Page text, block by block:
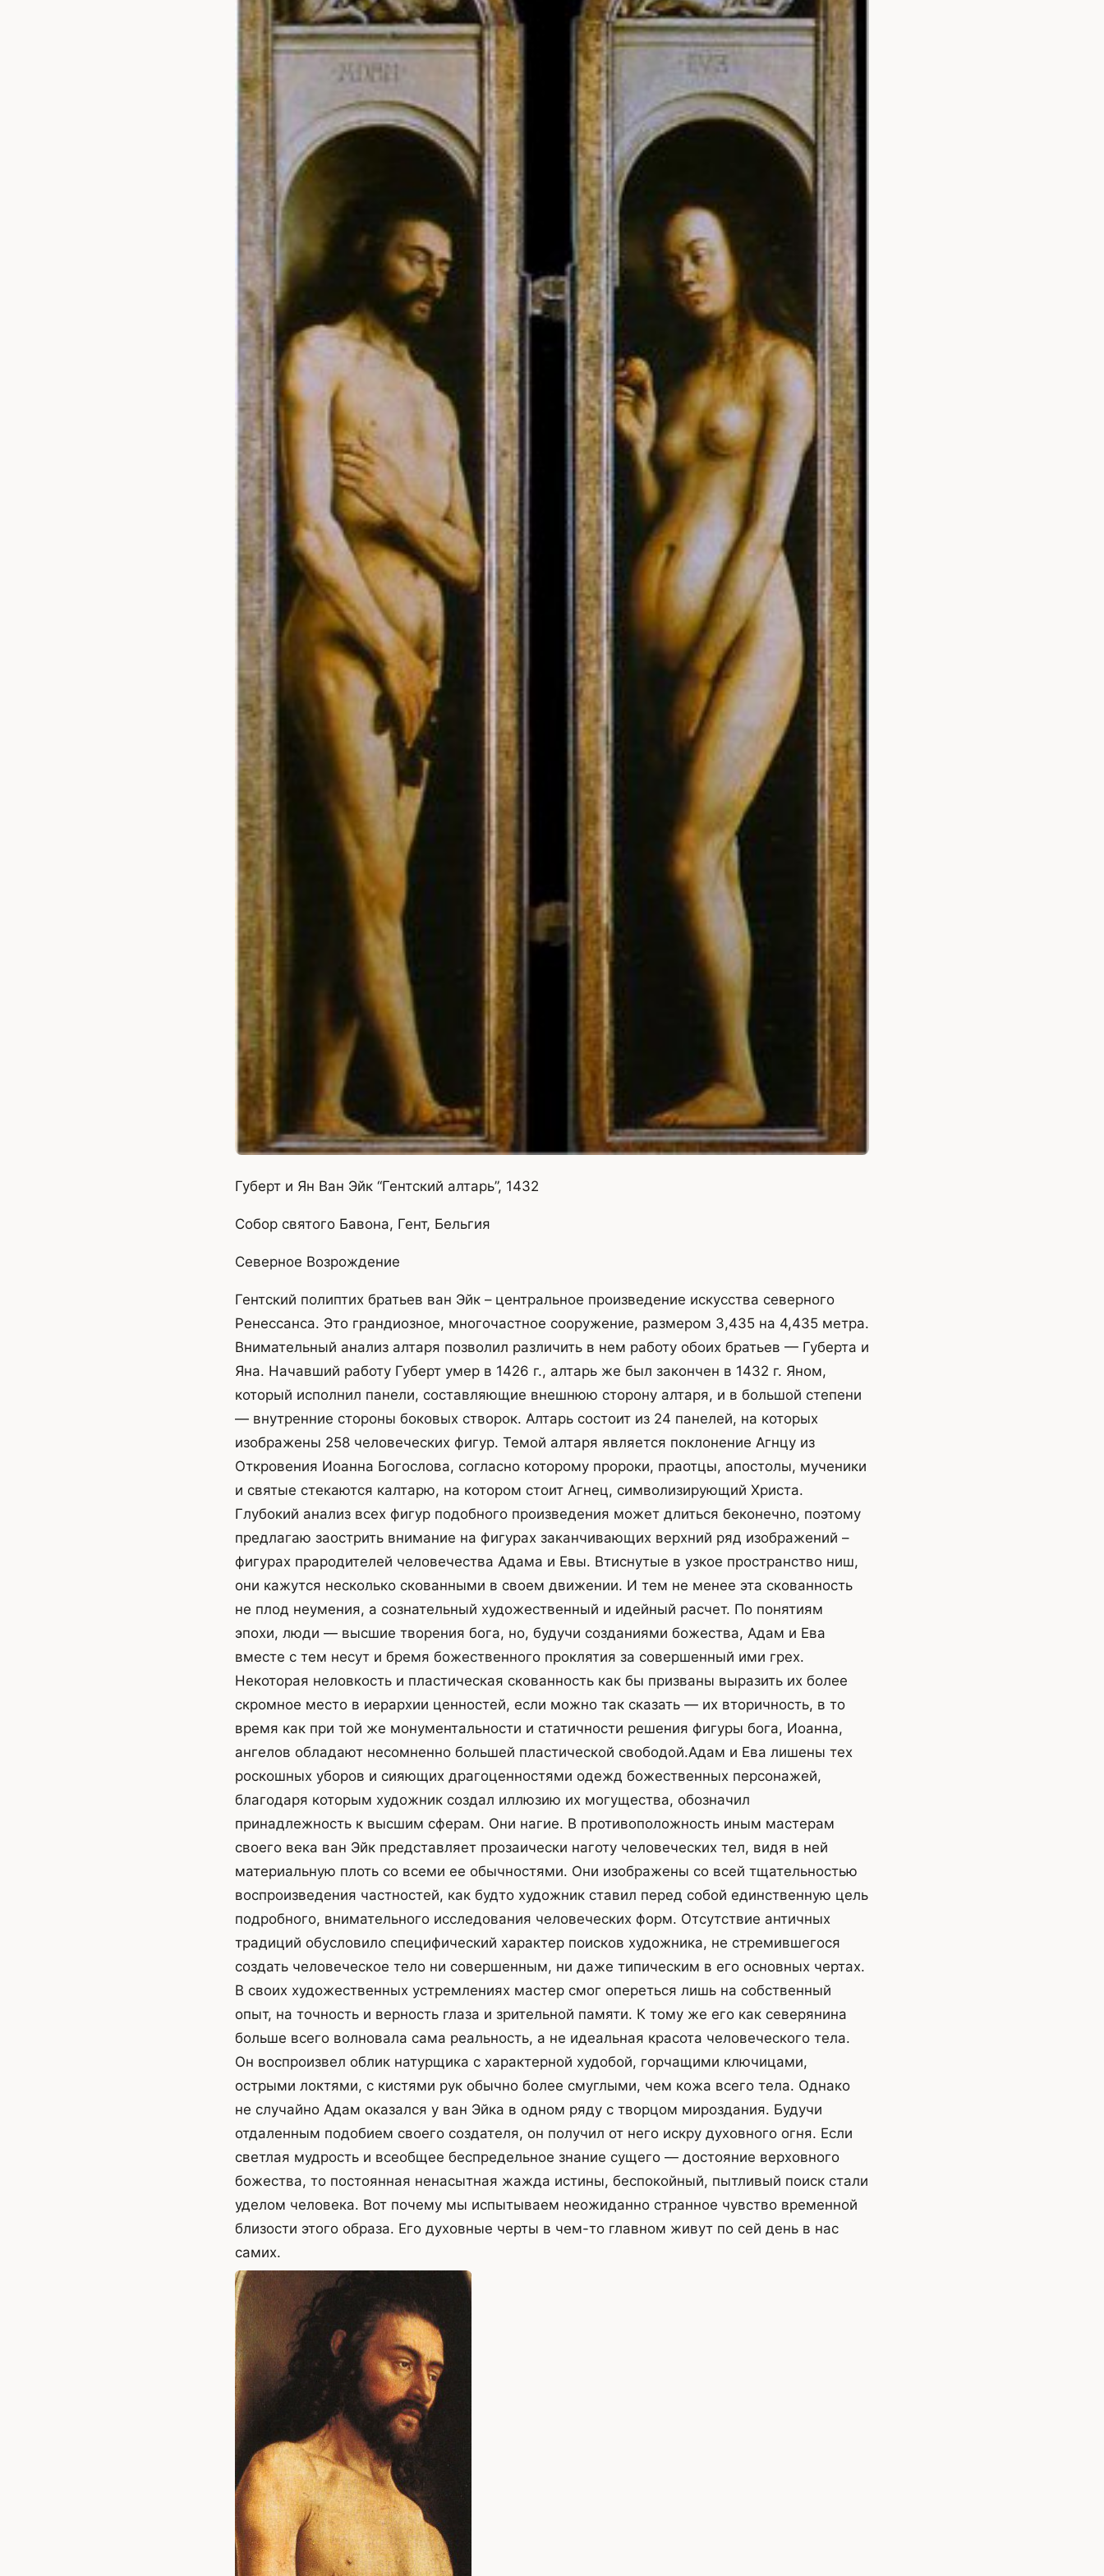
Губерт и Ян Ван Эйк “Гентский алтарь”, 1432
Собор святого Бавона, Гент, Бельгия
Северное Возрождение
Гентский полиптих братьев ван Эйк – центральное произведение искусства северного
Ренессанса. Это грандиозное, многочастное сооружение, размером 3,435 на 4,435 метра.
Внимательный анализ алтаря позволил различить в нем работу обоих братьев — Губерта и
Яна. Начавший работу Губерт умер в 1426 г., алтарь же был закончен в 1432 г. Яном,
который исполнил панели, составляющие внешнюю сторону алтаря, и в большой степени
— внутренние стороны боковых створок. Алтарь состоит из 24 панелей, на которых
изображены 258 человеческих фигур. Темой алтаря является поклонение Агнцу из
Откровения Иоанна Богослова, согласно которому пророки, праотцы, апостолы, мученики
и святые стекаются калтарю, на котором стоит Агнец, символизирующий Христа.
Глубокий анализ всех фигур подобного произведения может длиться беконечно, поэтому
предлагаю заострить внимание на фигурах заканчивающих верхний ряд изображений –
фигурах прародителей человечества Адама и Евы. Втиснутые в узкое пространство ниш,
они кажутся несколько скованными в своем движении. И тем не менее эта скованность
не плод неумения, а сознательный художественный и идейный расчет. По понятиям
эпохи, люди — высшие творения бога, но, будучи созданиями божества, Адам и Ева
вместе с тем несут и бремя божественного проклятия за совершенный ими грех.
Некоторая неловкость и пластическая скованность как бы призваны выразить их более
скромное место в иерархии ценностей, если можно так сказать — их вторичность, в то
время как при той же монументальности и статичности решения фигуры бога, Иоанна,
ангелов обладают несомненно большей пластической свободой.Адам и Ева лишены тех
роскошных уборов и сияющих драгоценностями одежд божественных персонажей,
благодаря которым художник создал иллюзию их могущества, обозначил
принадлежность к высшим сферам. Они нагие. В противоположность иным мастерам
своего века ван Эйк представляет прозаически наготу человеческих тел, видя в ней
материальную плоть со всеми ее обычностями. Они изображены со всей тщательностью
воспроизведения частностей, как будто художник ставил перед собой единственную цель
подробного, внимательного исследования человеческих форм. Отсутствие античных
традиций обусловило специфический характер поисков художника, не стремившегося
создать человеческое тело ни совершенным, ни даже типическим в его основных чертах.
В своих художественных устремлениях мастер смог опереться лишь на собственный
опыт, на точность и верность глаза и зрительной памяти. К тому же его как северянина
больше всего волновала сама реальность, а не идеальная красота человеческого тела.
Он воспроизвел облик натурщика с характерной худобой, горчащими ключицами,
острыми локтями, с кистями рук обычно более смуглыми, чем кожа всего тела. Однако
не случайно Адам оказался у ван Эйка в одном ряду с творцом мироздания. Будучи
отдаленным подобием своего создателя, он получил от него искру духовного огня. Если
светлая мудрость и всеобщее беспредельное знание сущего — достояние верховного
божества, то постоянная ненасытная жажда истины, беспокойный, пытливый поиск стали
уделом человека. Вот почему мы испытываем неожиданно странное чувство временной
близости этого образа. Его духовные черты в чем-то главном живут по сей день в нас
самих.